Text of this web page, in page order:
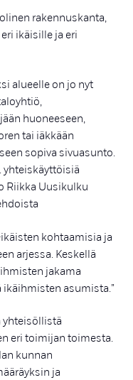
rakennuskanta,
ikäisille ja eri
alueelle on jo nyt
huoneeseen,
tai iäkkään
sopiva sivuasunto.
yhteiskäyttöisiä
Riikka Uusikulku
kohtaamisia ja
arjessa. Keskellä
jakama
asumista.”
yhteisöllistä
eri toimijan toimesta.
kunnan
ja